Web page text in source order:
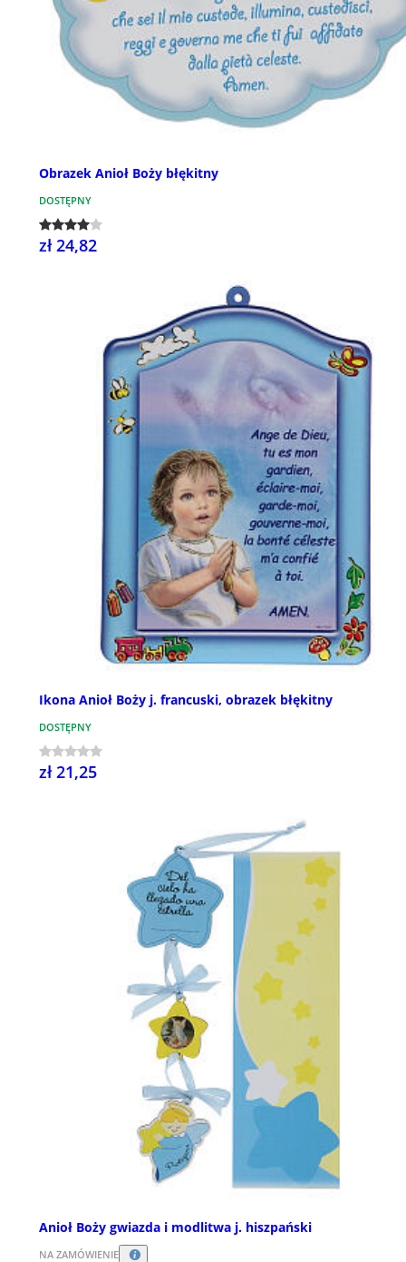
Obrazek Anioł Boży błękitny
DOSTĘPNY
zł 24,82
Ikona Anioł Boży j. francuski, obrazek błękitny
DOSTĘPNY
zł 21,25
Anioł Boży gwiazda i modlitwa j. hiszpański
NA ZAMÓWIENIE